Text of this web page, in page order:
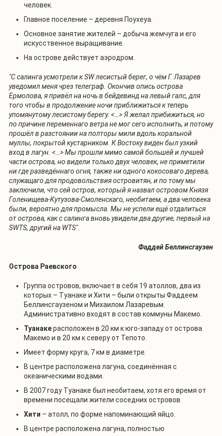
человек.
Главное поселение – деревня Поухеуа.
Основное занятие жителей – добыча жемчуга и его
искусственное выращивание.
На острове действует аэродром.
"С салинга усмотрели к SW лесистый берег, о чём Г. Лазарев
уведомил меня чрез телеграф. Окончив опись острова
Ермолова, я привёл на ночь в бейдевинд на левый галс, для
того чтобы в продолжение ночи приближиться к теперь
упомянутому лесистому берегу. <…> Я желал прибижиться, но
по причине переменнаго ветра не мог сего исполнить, и потому
прошёл в разстоянии на полторы мили вдоль коральной
муллы, покрытой кустарником. К Востоку виден был узкий
вход в лагун. <…> Мы прошли мимо самой большей и лучшей
части острова, но видели только двух человек, не приметили
ни где разведённаго огня, также ни одного кокосоваго дерева,
служащаго для продовольствия островитян, и по тому мы
заключили, что сей остров, который я назвал островом Князя
Голенищева-Кутузова-Смоленскаго, необитаем, а два человека
были, вероятно для промысла. Мы не успели ещё отдалиться
от острова, как с салинга вновь увидели два другие, первый на
SWTS, другий на WTS".
Фаддей Беллинсгаузен
Острова Раевского
Группа островов, включает в себя 19 атоллов, два из
которых – Туанаке и Хити – были открыты Фаддеем
Беллинсгаузеном и Михаилом Лазаревым.
Административно входят в состав коммуны Макемо.
Туанакерасположен в 20 км к юго-западу от острова
Макемо и в 20 км к северу от Тепото.
Имеет форму круга, 7 км в диаметре.
В центре расположена лагуна, соединённая с
океаническими водами.
В 2007 году Туанаке был необитаем, хотя его время от
времени посещали жители соседних островов.
Хити – атолл, по форме напоминающий яйцо.
В центре расположена лагуна, полностью